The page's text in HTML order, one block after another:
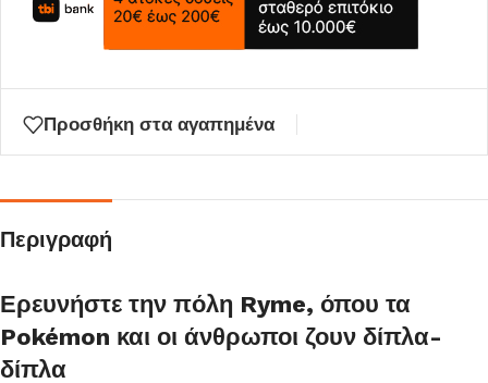
να
αναμονής
αυτό
προϊόν
Προσθήκη στα αγαπημένα
Περιγραφή
Ερευνήστε την πόλη Ryme, όπου τα
Pokémon και οι άνθρωποι ζουν δίπλα-
δίπλα